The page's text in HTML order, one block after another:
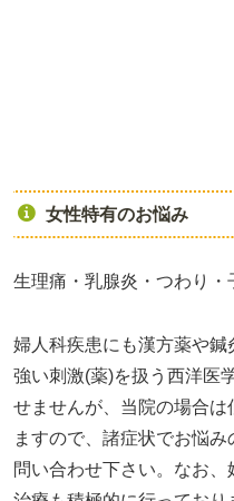
女性特有のお悩み
生理痛・乳腺炎・つわり
婦人科疾患にも漢方薬や鍼
強い刺激(薬)を扱う西洋医
せませんが、当院の場合
ますので、諸症状でお悩
問い合わせ下さい。なお